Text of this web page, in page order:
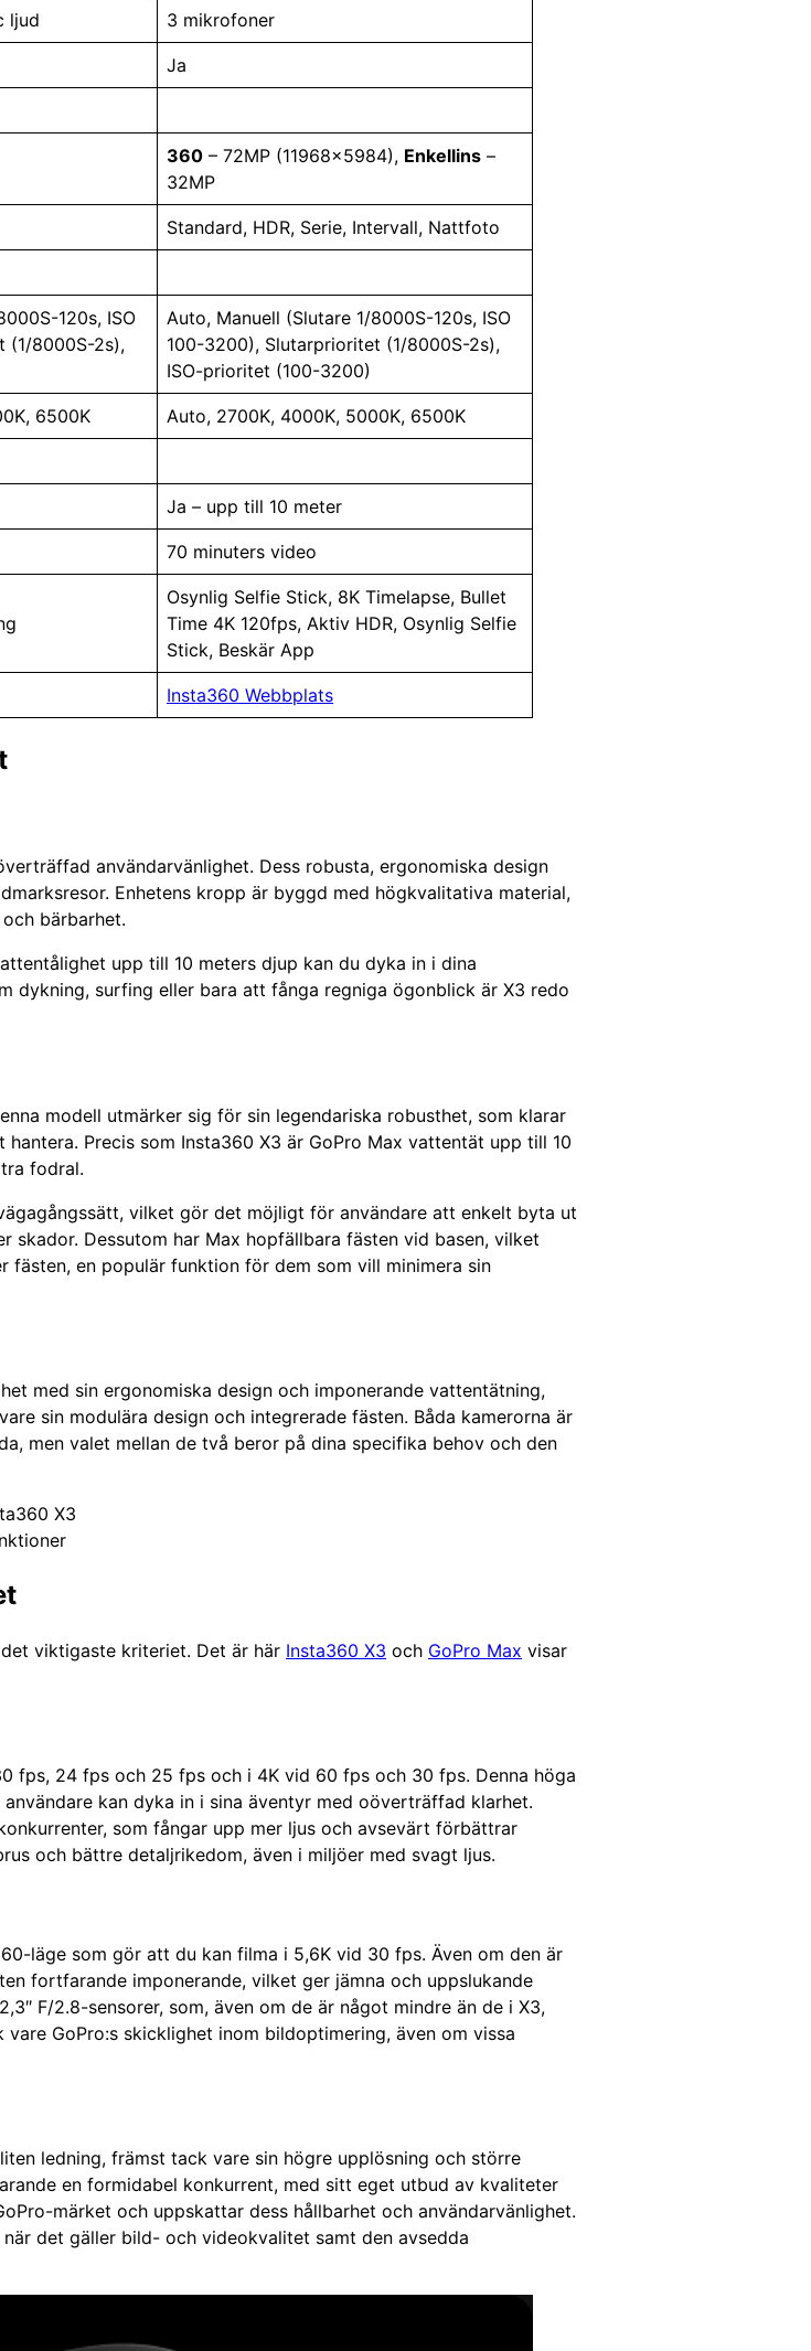
ljud 3 mikrofoner
Ja
360 – 72MP (11968×5984), Enkellins –
32MP
Standard, HDR, Serie, Intervall, Nattfoto
120s, ISO
(1/8000S-2s),
Auto, Manuell (Slutare 1/8000S-120s, ISO
100-3200), Slutarprioritet (1/8000S-2s),
ISO-prioritet (100-3200)
6500K Auto, 2700K, 4000K, 5000K, 6500K
Ja – upp till 10 meter
70 minuters video
Osynlig Selfie Stick, 8K Timelapse, Bullet
Time 4K 120fps, Aktiv HDR, Osynlig Selfie
Stick, Beskär App
Insta360 Webbplats
användarvänlighet. Dess robusta, ergonomiska design
Enhetens kropp är byggd med högkvalitativa material,
bärbarhet.
upp till 10 meters djup kan du dyka in i dina
dykning, surfing eller bara att fånga regniga ögonblick är X3 redo
modell utmärker sig för sin legendariska robusthet, som klarar
Precis som Insta360 X3 är GoPro Max vattentät upp till 10
fodral.
vilket gör det möjligt för användare att enkelt byta ut
skador. Dessutom har Max hopfällbara fästen vid basen, vilket
en populär funktion för dem som vill minimera sin
med sin ergonomiska design och imponerande vattentätning,
sin modulära design och integrerade fästen. Båda kamerorna är
men valet mellan de två beror på dina specifika behov och den
viktigaste kriteriet. Det är här Insta360 X3 och GoPro Max visar
fps, 24 fps och 25 fps och i 4K vid 60 fps och 30 fps. Denna höga
kan dyka in i sina äventyr med oöverträffad klarhet.
som fångar upp mer ljus och avsevärt förbättrar
och bättre detaljrikedom, även i miljöer med svagt ljus.
läge som gör att du kan filma i 5,6K vid 30 fps. Även om den är
fortfarande imponerande, vilket ger jämna och uppslukande
F/2.8-sensorer, som, även om de är något mindre än de i X3,
GoPro:s skicklighet inom bildoptimering, även om vissa
ledning, främst tack vare sin högre upplösning och större
en formidabel konkurrent, med sitt eget utbud av kvaliteter
märket och uppskattar dess hållbarhet och användarvänlighet.
det gäller bild- och videokvalitet samt den avsedda